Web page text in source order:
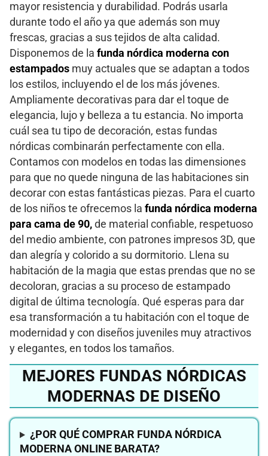
mayor resistencia y durabilidad. Podrás usarla
durante todo el año ya que además son muy
frescas, gracias a sus tejidos de alta calidad.
Disponemos de la funda nórdica moderna con
estampados muy actuales que se adaptan a todos
los estilos, incluyendo el de los más jóvenes.
Ampliamente decorativas para dar el toque de
elegancia, lujo y belleza a tu estancia. No importa
cuál sea tu tipo de decoración, estas fundas
nórdicas combinarán perfectamente con ella.
Contamos con modelos en todas las dimensiones
para que no quede ninguna de las habitaciones sin
decorar con estas fantásticas piezas. Para el cuarto
de los niños te ofrecemos la funda nórdica moderna
para cama de 90, de material confiable, respetuoso
del medio ambiente, con patrones impresos 3D, que
dan alegría y colorido a su dormitorio. Llena su
habitación de la magia que estas prendas que no se
decoloran, gracias a su proceso de estampado
digital de última tecnología. Qué esperas para dar
esa transformación a tu habitación con el toque de
modernidad y con diseños juveniles muy atractivos
y elegantes, en todos los tamaños.
MEJORES FUNDAS NÓRDICAS
MODERNAS DE DISEÑO
¿POR QUÉ COMPRAR FUNDA NÓRDICA
MODERNA ONLINE BARATA?